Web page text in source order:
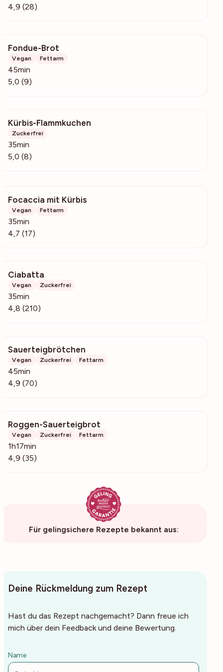
4,9 (28)
Fondue-Brot
Vegan Fettarm
45min
5,0 (9)
Kürbis-Flammkuchen
Zuckerfrei
35min
5,0 (8)
Focaccia mit Kürbis
Vegan Fettarm
35min
4,7 (17)
Ciabatta
Vegan Zuckerfrei
35min
4,8 (210)
Sauerteigbrötchen
Vegan Zuckerfrei Fettarm
45min
4,9 (70)
Roggen-Sauerteigbrot
Vegan Zuckerfrei Fettarm
1h17min
4,9 (35)
Für gelingsichere Rezepte bekannt aus:
Deine Rückmeldung zum Rezept
Hast du das Rezept nachgemacht? Dann freue ich
mich über dein Feedback und deine Bewertung.
Name